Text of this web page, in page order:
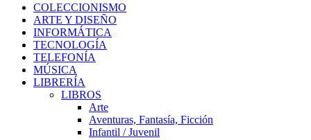
COLECCIONISMO
ARTE Y DISEÑO
INFORMÁTICA
TECNOLOGÍA
TELEFONÍA
MÚSICA
LIBRERÍA
LIBROS
Arte
Aventuras, Fantasía, Ficción
Infantil / Juvenil